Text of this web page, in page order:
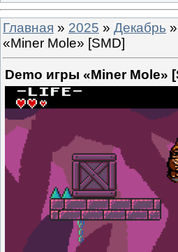
Главная » 2025 » Декабрь »
«Miner Mole» [SMD]
Demo игры «Miner Mole»